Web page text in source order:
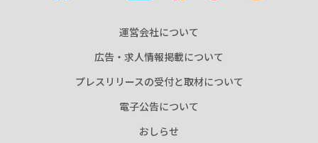
運営会社について
広告・求人情報掲載について
プレスリリースの受付と取材について
電子公告について
おしらせ